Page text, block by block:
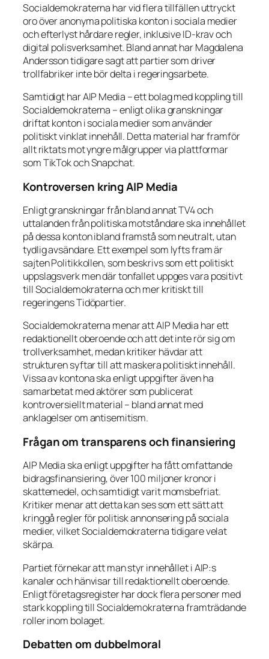
Socialdemokraterna har vid flera tillfällen uttryckt
oro över anonyma politiska konton i sociala medier
och efterlyst hårdare regler, inklusive ID-krav och
digital polisverksamhet. Bland annat har Magdalena
Andersson tidigare sagt att partier som driver
trollfabriker inte bör delta i regeringsarbete.
Samtidigt har AIP Media – ett bolag med koppling till
Socialdemokraterna – enligt olika granskningar
driftat konton i sociala medier som använder
politiskt vinklat innehåll. Detta material har framför
allt riktats mot yngre målgrupper via plattformar
som TikTok och Snapchat.
Kontroversen kring AIP Media
Enligt granskningar från bland annat TV4 och
uttalanden från politiska motståndare ska innehållet
på dessa konton ibland framstå som neutralt, utan
tydlig avsändare. Ett exempel som lyfts fram är
sajtenPolitikkollen, som beskrivs som ett politiskt
uppslagsverk men där tonfallet uppges vara positivt
till Socialdemokraterna och mer kritiskt till
regeringens Tidöpartier.
Socialdemokraterna menar att AIP Media har ett
redaktionellt oberoende och att det inte rör sig om
trollverksamhet, medan kritiker hävdar att
strukturen syftar till att maskera politiskt innehåll.
Vissa av kontona ska enligt uppgifter även ha
samarbetat med aktörer som publicerat
kontroversiellt material – bland annat med
anklagelser om antisemitism.
Frågan om transparens och finansiering
AIP Media ska enligt uppgifter ha fått omfattande
bidragsfinansiering, över 100 miljoner kronor i
skattemedel, och samtidigt varit momsbefriat.
Kritiker menar att detta kan ses som ett sätt att
kringgå regler för politisk annonsering på sociala
medier, vilket Socialdemokraterna tidigare velat
skärpa.
Partiet förnekar att man styr innehållet i AIP:s
kanaler och hänvisar till redaktionellt oberoende.
Enligt företagsregister har dock flera personer med
stark koppling till Socialdemokraterna framträdande
roller inom bolaget.
Debatten om dubbelmoral